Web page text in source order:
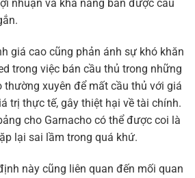
nhuận và khả năng bán được cầu
giá cao cũng phản ánh sự khó khăn
trong việc bán cầu thủ trong những
thường xuyên để mất cầu thủ với giá
trị thực tế, gây thiệt hại về tài chính.
cho Garnacho có thể được coi là
lại sai lầm trong quá khứ.
này cũng liên quan đến mối quan